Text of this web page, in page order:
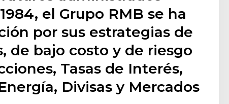
el Grupo RMB se ha
por sus estrategias de
de bajo costo y de riesgo
Tasas de Interés,
Divisas y Mercados